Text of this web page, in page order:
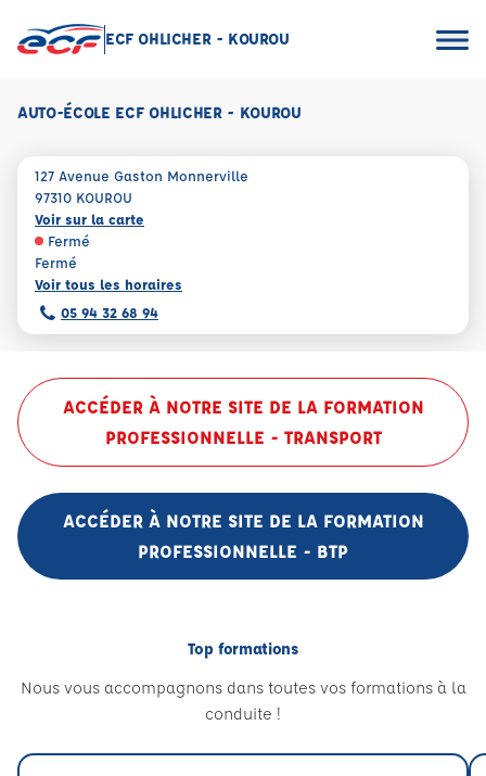
ECF OHLICHER - KOUROU
AUTO-ÉCOLE ECF OHLICHER - KOUROU
127 Avenue Gaston Monnerville
97310 KOUROU
Voir sur la carte
Fermé
Fermé
Voir tous les horaires
05 94 32 68 94
ACCÉDER À NOTRE SITE DE LA FORMATION
PROFESSIONNELLE - TRANSPORT
ACCÉDER À NOTRE SITE DE LA FORMATION
PROFESSIONNELLE - BTP
Top formations
Nous vous accompagnons dans toutes vos formations à la
conduite !